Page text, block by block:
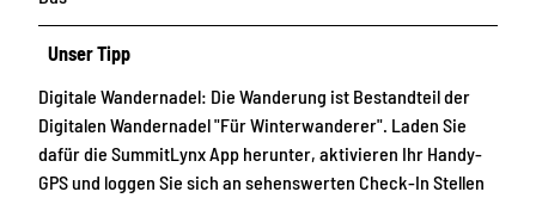
Unser Tipp
Digitale Wandernadel: Die Wanderung ist Bestandteil der
Digitalen Wandernadel "Für Winterwanderer". Laden Sie
dafür die SummitLynx App herunter, aktivieren Ihr Handy-
GPS und loggen Sie sich an sehenswerten Check-In Stellen